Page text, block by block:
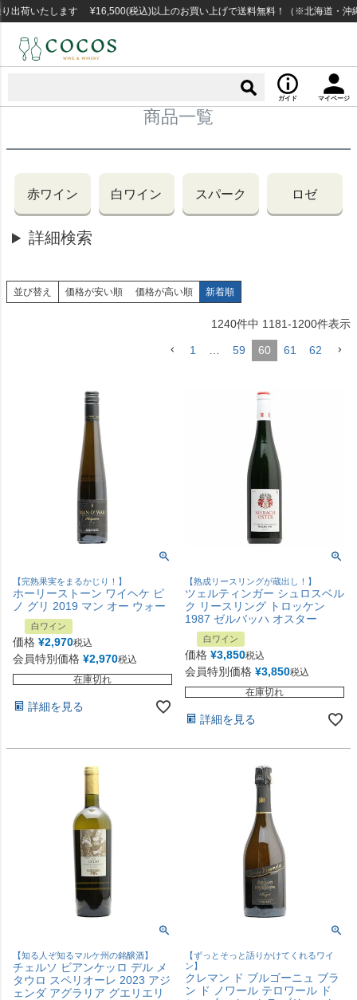
いたします ¥16,500(税込)以上のお買い上げで送料無料！（※北海道・沖縄な
ガイド マイページ
商品一覧
赤ワイン 白ワイン スパーク ロゼ
詳細検索
並び替え 価格が安い順 価格が高い順 新着順
1240件中 1181-1200件表示
1 … 59 60 61 62
【完熟果実をまるかじり！】
ホーリーストーン ワイヘケ ピ
ノ グリ 2019 マン オー ウォー
白ワイン
価格 ¥2,970税込
会員特別価格 ¥2,970税込
在庫切れ
詳細を見る
【熟成リースリングが蔵出し！】
ツェルティンガー シュロスベル
ク リースリング トロッケン
1987 ゼルバッハ オスター
白ワイン
価格 ¥3,850税込
会員特別価格 ¥3,850税込
在庫切れ
詳細を見る
【知る人ぞ知るマルケ州の銘醸酒】
チェルソ ビアンケッロ デル メ
タウロ スペリオーレ 2023 アジ
ェンダ アグラリア グエリエリ
【ずっとそっと語りかけてくれるワイ
ン】
クレマン ド ブルゴーニュ ブラ
ン ド ノワール テロワール ド